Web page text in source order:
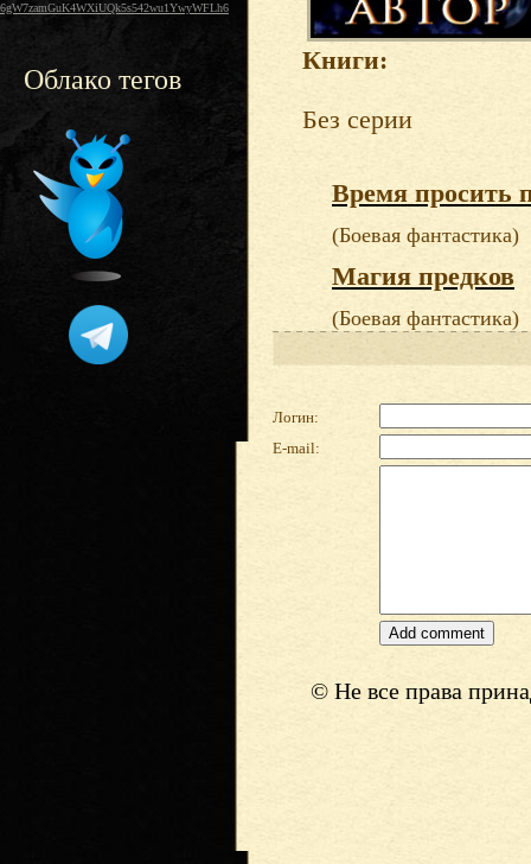
Облако тегов
Книги:
Без серии
Время просить
(Боевая фантастика)
Магия предков
(Боевая фантастика)
Логин:
E-mail:
© Не все права